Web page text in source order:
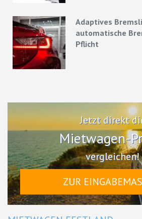
Adaptives
automatische
Pflicht
Jetzt direkt
Mietwagen-
vergleichen!
ZUR